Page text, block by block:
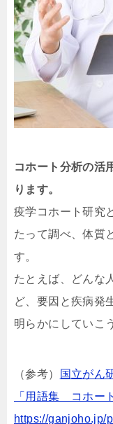
コホート分析の活
ります。
疫学コホート研究
たって調べ、体質
す。
たとえば、どんな
ど、要因と疾病発
明らかにしていこ
（参考）
国立がん
「用語集 コホー
https://ganjoho.jp/